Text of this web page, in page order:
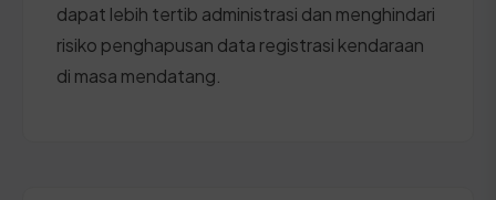
dapat lebih tertib administrasi dan menghindari
risiko penghapusan data registrasi kendaraan
di masa mendatang.